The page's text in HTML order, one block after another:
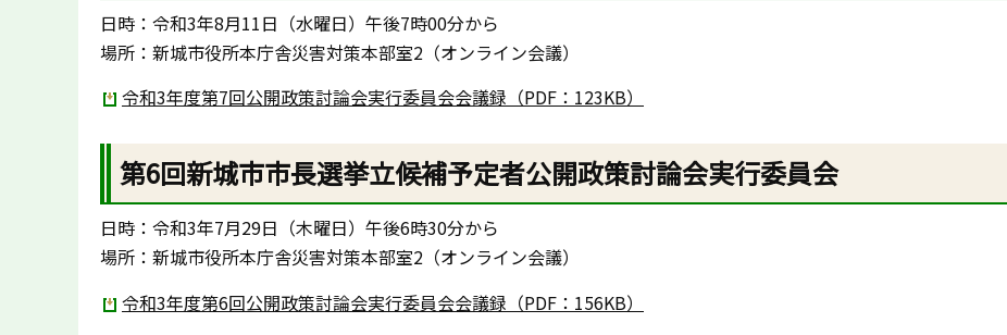
日時：令和3年8月11日（水曜日）午後7時00分から
場所：新城市役所本庁舎災害対策本部室2（オンライン会議）
令和3年度第7回公開政策討論会実行委員会会議録（PDF：123KB）
第6回新城市市長選挙立候補予定者公開政策討論会実行委員会
日時：令和3年7月29日（木曜日）午後6時30分から
場所：新城市役所本庁舎災害対策本部室2（オンライン会議）
令和3年度第6回公開政策討論会実行委員会会議録（PDF：156KB）